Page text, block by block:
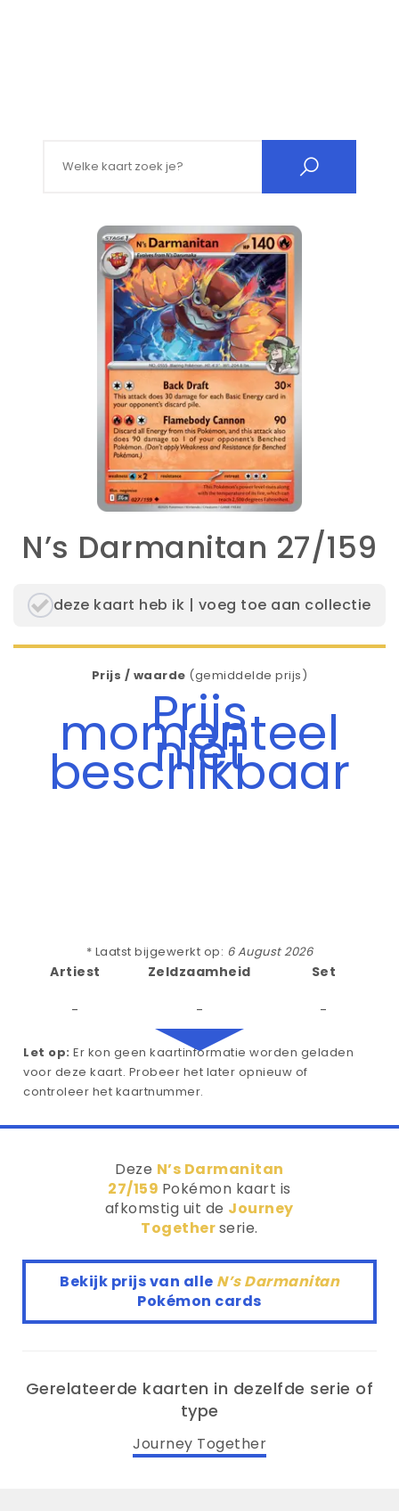
N’s Darmanitan 27/159
deze kaart heb ik | voeg toe aan collectie
Prijs / waarde (gemiddelde prijs)
Prijs
momenteel
niet
beschikbaar
* Laatst bijgewerkt op: 6 August 2026
Artiest
-
Zeldzaamheid
-
Set
-
Let op: Er kon geen kaartinformatie worden geladen
voor deze kaart. Probeer het later opnieuw of
controleer het kaartnummer.
Deze N’s Darmanitan
27/159 Pokémon kaart is
afkomstig uit de Journey
Togetherserie.
Bekijk prijs van alle N’s Darmanitan
Pokémon cards
Gerelateerde kaarten in dezelfde serie of
type
Journey Together